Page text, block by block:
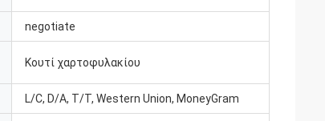
negotiate
Κουτί χαρτοφυλακίου
L/C, D/A, T/T, Western Union, MoneyGram